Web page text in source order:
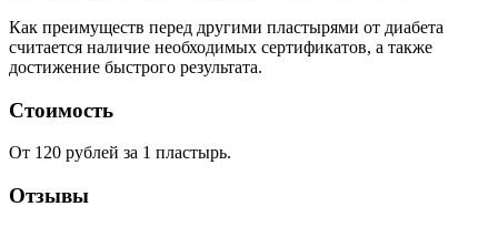
Как преимуществ перед другими пластырями от диабета
считается наличие необходимых сертификатов, а также
достижение быстрого результата.
Стоимость
От 120 рублей за 1 пластырь.
Отзывы